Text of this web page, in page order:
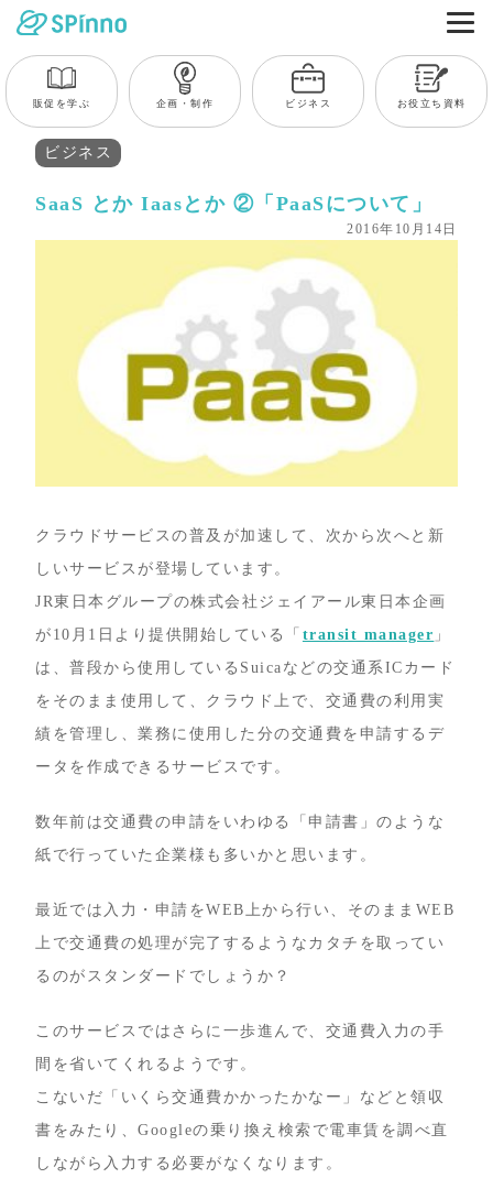
販促を学ぶ 企画・制作 ビジネス お役立ち資料
ビジネス
SaaS とか Iaasとか ②「PaaSについて」
2016年10月14日
クラウドサービスの普及が加速して、次から次へと新
しいサービスが登場しています。
JR東日本グループの株式会社ジェイアール東日本企画
が10月1日より提供開始している「 transit manager 」
は、普段から使用しているSuicaなどの交通系ICカード
をそのまま使用して、クラウド上で、交通費の利用実
績を管理し、業務に使用した分の交通費を申請するデ
ータを作成できるサービスです。
数年前は交通費の申請をいわゆる「申請書」のような
紙で行っていた企業様も多いかと思います。
最近では入力・申請をWEB上から行い、そのままWEB
上で交通費の処理が完了するようなカタチを取ってい
るのがスタンダードでしょうか？
このサービスではさらに一歩進んで、交通費入力の手
間を省いてくれるようです。
こないだ「いくら交通費かかったかなー」などと領収
書をみたり、Googleの乗り換え検索で電車賃を調べ直
しながら入力する必要がなくなります。